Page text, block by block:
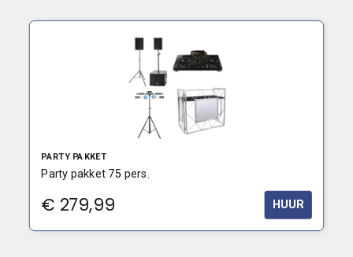
PARTY PAKKET
Party pakket 75 pers.
€ 279,99 HUUR